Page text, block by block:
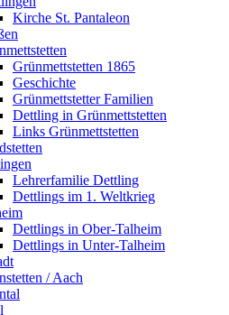
Kirche St. Pantaleon
Grünmettstetten 1865
Geschichte
Grünmettstetter Familien
Dettling in Grünmettstetten
Links Grünmettstetten
Lehrerfamilie Dettling
Dettlings im 1. Weltkrieg
Dettlings in Ober-Talheim
Dettlings in Unter-Talheim
/ Aach